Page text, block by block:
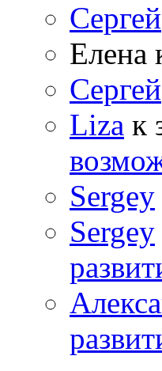
Сергей
Елена
Сергей
Liza к
Sergey
Sergey